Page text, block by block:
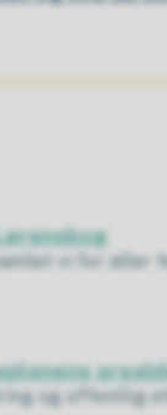
vi for
og offentlig